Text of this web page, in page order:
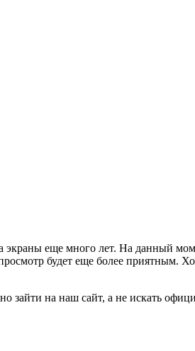
еще много лет. На данный
будет еще более приятным.
зайти на наш сайт, а не искать